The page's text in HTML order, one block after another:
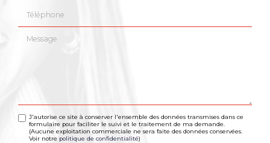
Message
J'autorise ce site à conserver l'ensemble des données transmises dans ce
formulaire pour faciliter le suivi et le traitement de ma demande.
(Aucune exploitation commerciale ne sera faite des données conservées.
Voir notre politique de confidentialité)